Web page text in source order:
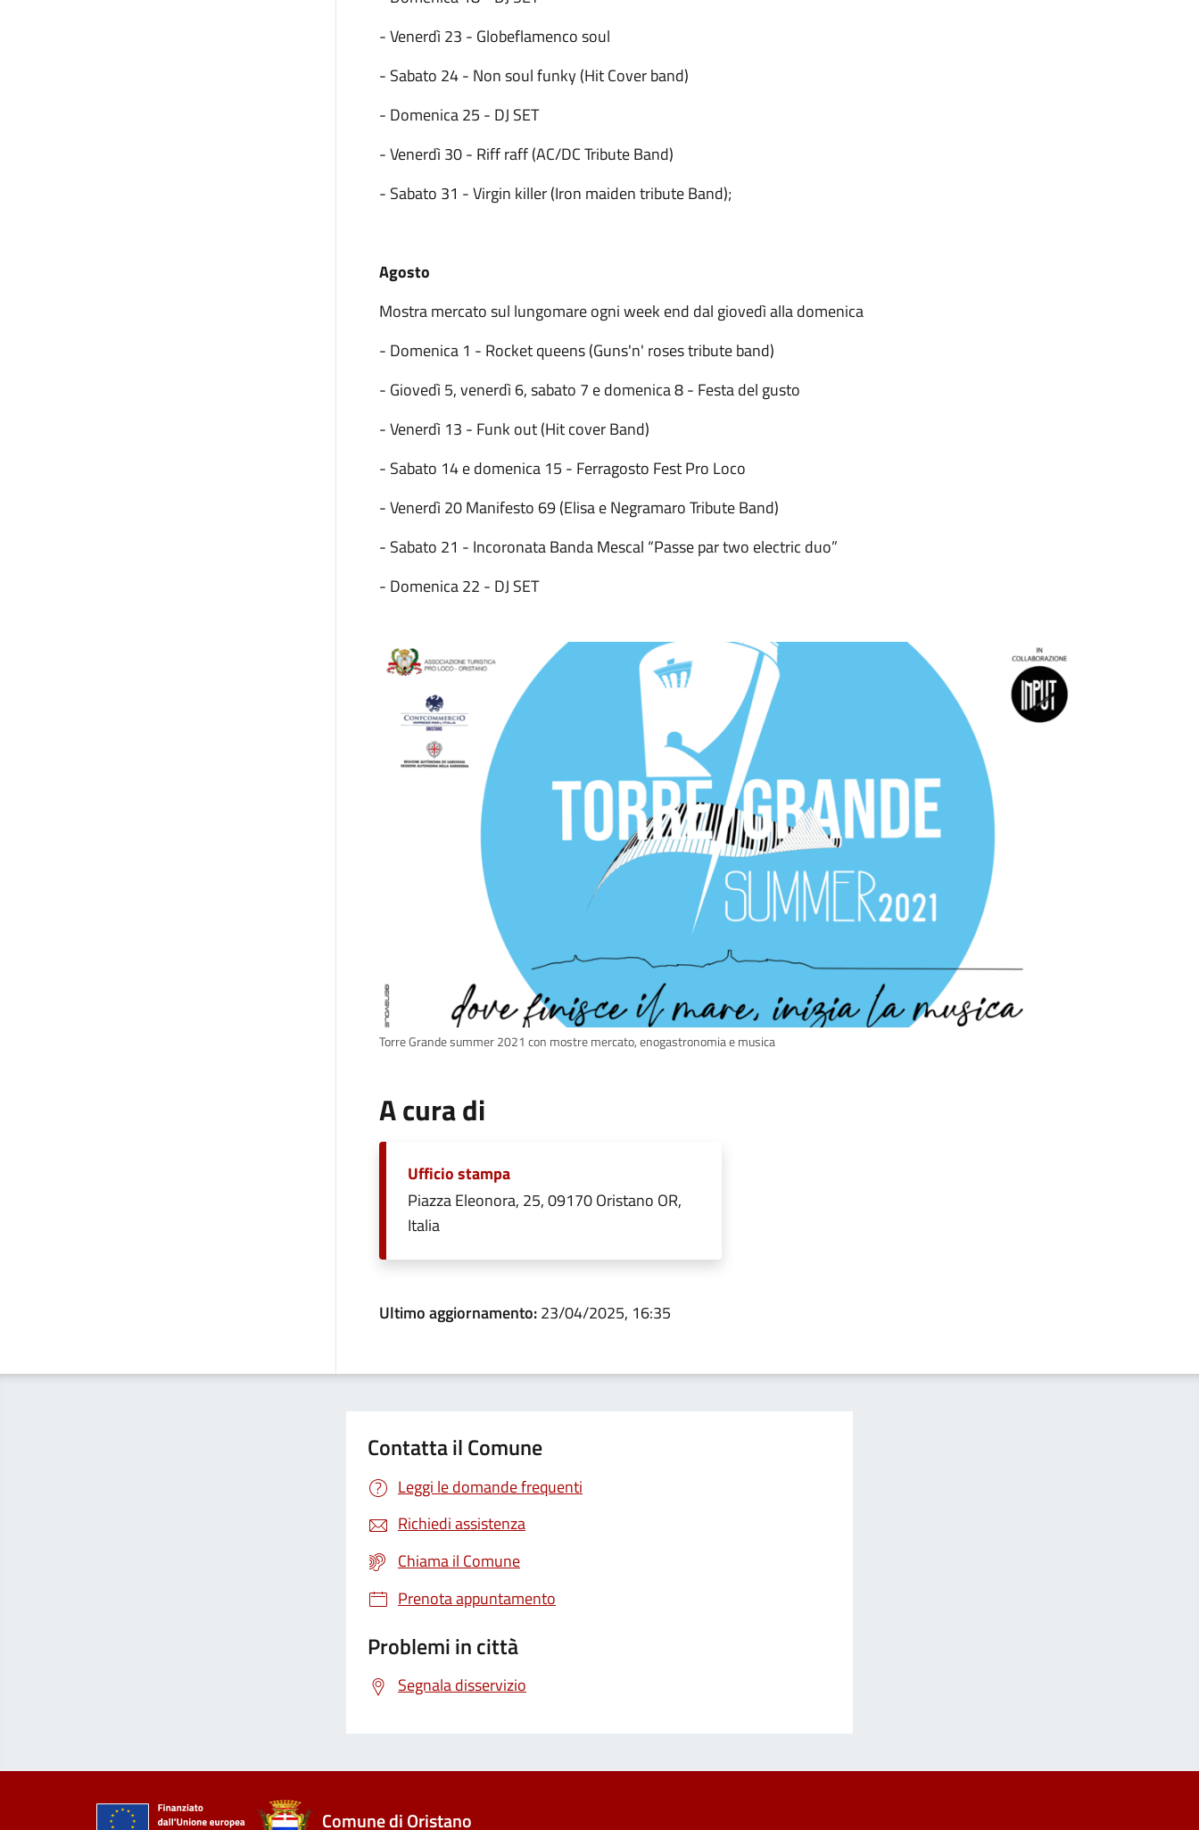
- Venerdì 23 - Globeflamenco soul
- Sabato 24 - Non soul funky (Hit Cover band)
- Domenica 25 - DJ SET
- Venerdì 30 - Riff raff (AC/DC Tribute Band)
- Sabato 31 - Virgin killer (Iron maiden tribute Band);
Agosto
Mostra mercato sul lungomare ogni week end dal giovedì alla domenica
- Domenica 1 - Rocket queens (Guns'n' roses tribute band)
- Giovedì 5, venerdì 6, sabato 7 e domenica 8 - Festa del gusto
- Venerdì 13 - Funk out (Hit cover Band)
- Sabato 14 e domenica 15 - Ferragosto Fest Pro Loco
- Venerdì 20 Manifesto 69 (Elisa e Negramaro Tribute Band)
- Sabato 21 - Incoronata Banda Mescal “Passe par two electric duo”
- Domenica 22 - DJ SET
Torre Grande summer 2021 con mostre mercato, enogastronomia e musica
A cura di
Ufficio stampa
Piazza Eleonora, 25, 09170 Oristano OR,
Italia
Ultimo aggiornamento:23/04/2025, 16:35
Contatta il Comune
Leggi le domande frequenti
Richiedi assistenza
Chiama il Comune
Prenota appuntamento
Problemi in città
Segnala disservizio
Comune di Oristano